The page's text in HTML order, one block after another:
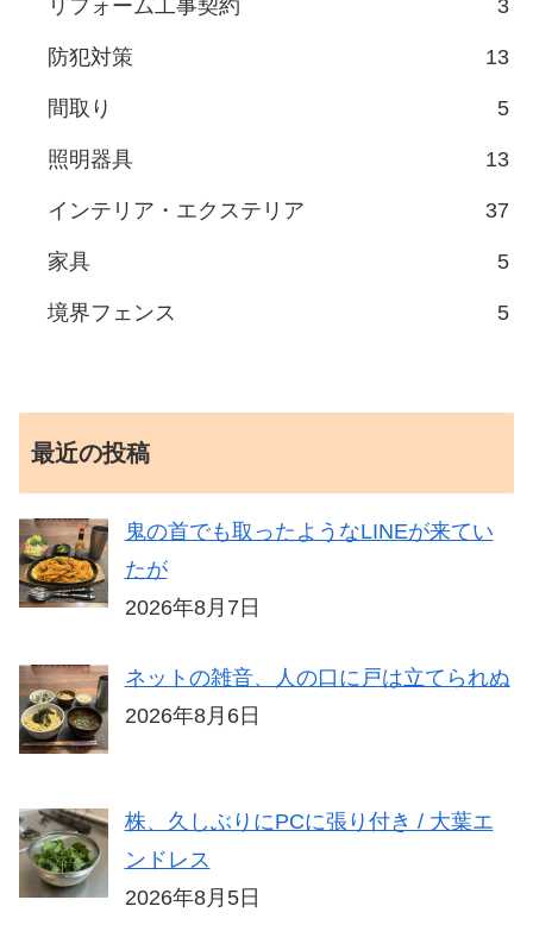
リフォーム工事契約 3
防犯対策 13
間取り 5
照明器具 13
インテリア・エクステリア 37
家具 5
境界フェンス 5
最近の投稿
鬼の首でも取ったようなLINEが来てい
たが
2026年8月7日
ネットの雑音、人の口に戸は立てられぬ
2026年8月6日
株、久しぶりにPCに張り付き / 大葉エ
ンドレス
2026年8月5日